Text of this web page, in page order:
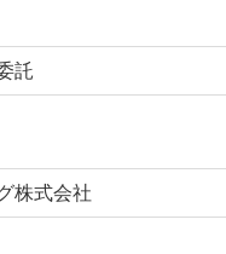
託
株式会社